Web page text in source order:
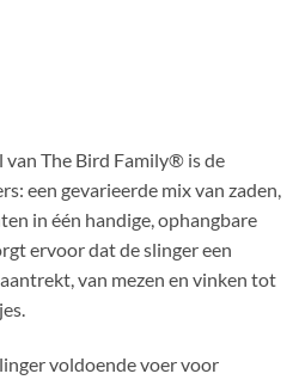
The Bird Family® is de
een gevarieerde mix van zaden,
in één handige, ophangbare
ervoor dat de slinger een
van mezen en vinken tot
voldoende voer voor